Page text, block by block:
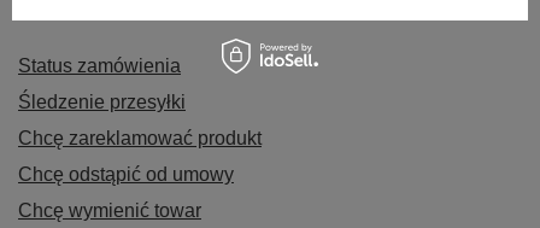
Status zamówienia
Śledzenie przesyłki
Chcę zareklamować produkt
Chcę odstąpić od umowy
Chcę wymienić towar